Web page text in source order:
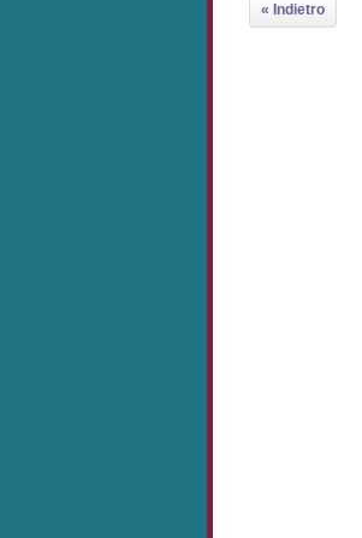
« Indietro